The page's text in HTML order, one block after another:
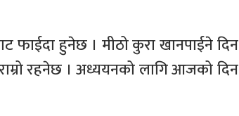
फाईदा हुनेछ । मीठो कुरा खानपाईने दिन
रहनेछ । अध्ययनको लागि आजको दिन